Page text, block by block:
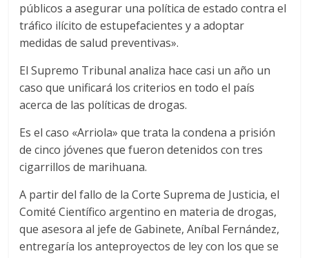
públicos a asegurar una política de estado contra el
tráfico ilícito de estupefacientes y a adoptar
medidas de salud preventivas».
El Supremo Tribunal analiza hace casi un año un
caso que unificará los criterios en todo el país
acerca de las políticas de drogas.
Es el caso «Arriola» que trata la condena a prisión
de cinco jóvenes que fueron detenidos con tres
cigarrillos de marihuana.
A partir del fallo de la Corte Suprema de Justicia, el
Comité Científico argentino en materia de drogas,
que asesora al jefe de Gabinete, Aníbal Fernández,
entregaría los anteproyectos de ley con los que se